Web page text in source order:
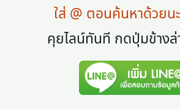
ใส่ @ ตอนค้นหาด้วย
คุยไลน์ทันที กดปุ่มข้างล่